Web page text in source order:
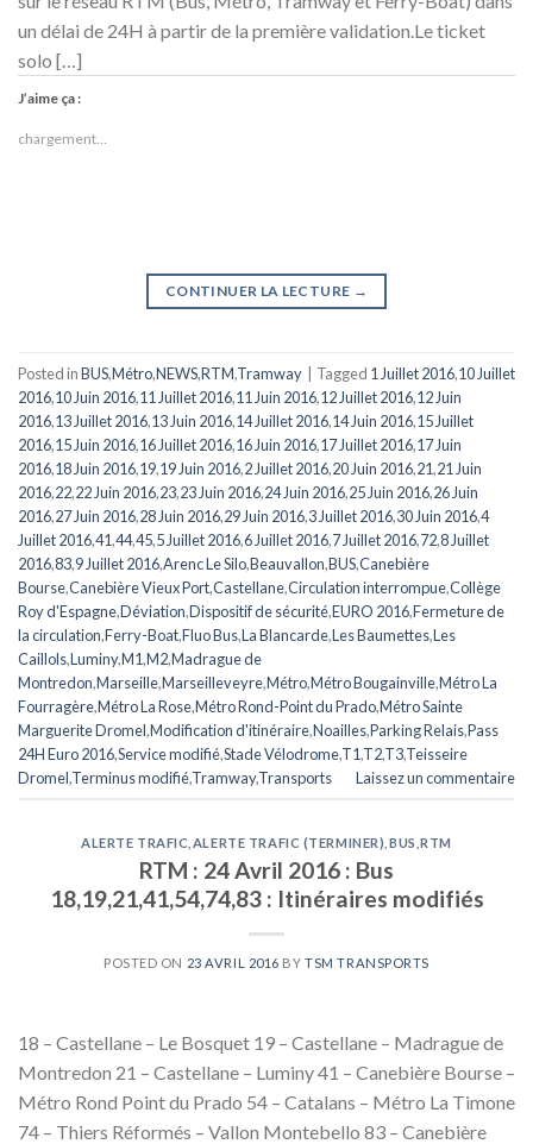
un délai de 24H à partir de la première validation.Le ticket
solo […]
J’aime ça :
chargement…
CONTINUER LA LECTURE →
Posted inBUS,Métro,NEWS,RTM,Tramway | Tagged 1 Juillet 2016,10 Juillet
2016,10 Juin 2016,11 Juillet 2016,11 Juin 2016,12 Juillet 2016,12 Juin
2016,13 Juillet 2016,13 Juin 2016,14 Juillet 2016,14 Juin 2016,15 Juillet
2016,15 Juin 2016,16 Juillet 2016,16 Juin 2016,17 Juillet 2016,17 Juin
2016,18 Juin 2016,19,19 Juin 2016,2 Juillet 2016,20 Juin 2016,21,21 Juin
2016,22,22 Juin 2016,23,23 Juin 2016,24 Juin 2016,25 Juin 2016,26 Juin
2016,27 Juin 2016,28 Juin 2016,29 Juin 2016,3 Juillet 2016,30 Juin 2016,4
Juillet 2016,41,44,45,5 Juillet 2016,6 Juillet 2016,7 Juillet 2016,72,8 Juillet
2016,83,9 Juillet 2016,Arenc Le Silo,Beauvallon,BUS,Canebière
Bourse,Canebière Vieux Port,Castellane,Circulation interrompue,Collège
Roy d'Espagne,Déviation,Dispositif de sécurité,EURO 2016,Fermeture de
la circulation,Ferry-Boat,Fluo Bus,La Blancarde,Les Baumettes,Les
Caillols,Luminy,M1,M2,Madrague de
Montredon,Marseille,Marseilleveyre,Métro,Métro Bougainville,Métro La
Fourragère,Métro La Rose,Métro Rond-Point du Prado,Métro Sainte
Marguerite Dromel,Modification d'itinéraire,Noailles,Parking Relais,Pass
24H Euro 2016,Service modifié,Stade Vélodrome,T1,T2,T3,Teisseire
Dromel,Terminus modifié,Tramway,Transports Laissez un commentaire
ALERTE TRAFIC ALERTE TRAFIC (TERMINER) BUS ,RTM
RTM : 24 Avril 2016 : Bus
18,19,21,41,54,74,83 : Itinéraires modifiés
POSTED ON 23 AVRIL 2016 BYTSM TRANSPORTS
18 – Castellane – Le Bosquet 19 – Castellane – Madrague de
Montredon 21 – Castellane – Luminy 41 – Canebière Bourse –
Métro Rond Point du Prado 54 – Catalans – Métro La Timone
74 – Thiers Réformés – Vallon Montebello 83 – Canebière